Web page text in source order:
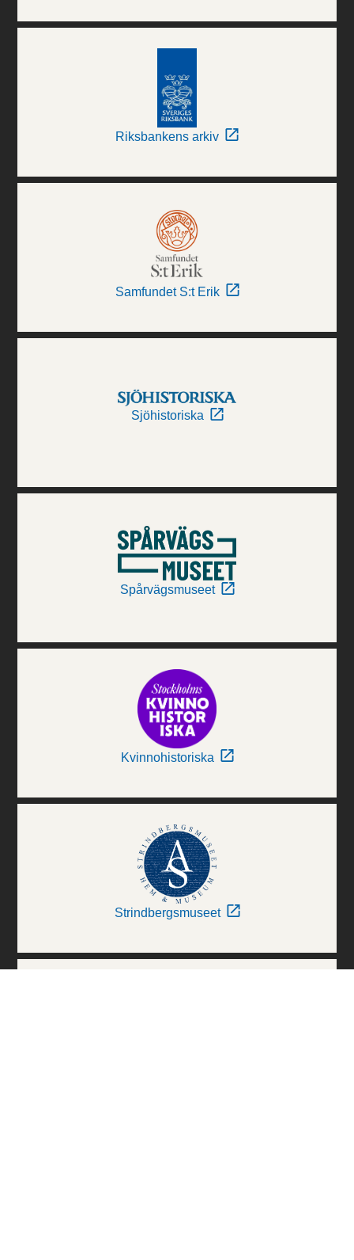
Riksbankens arkiv
Samfundet S:t Erik
Sjöhistoriska
Spårvägsmuseet
Kvinnohistoriska
Strindbergsmuseet